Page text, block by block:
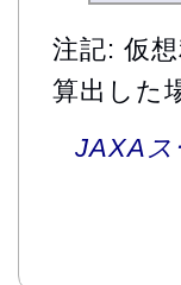
注記: 仮
算出した
JAXAス